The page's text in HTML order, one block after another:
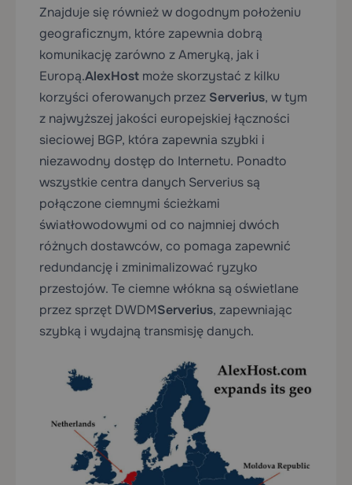
Znajduje się również w dogodnym położeniu
geograficznym, które zapewnia dobrą
komunikację zarówno z Ameryką, jak i
Europą.AlexHost może skorzystać z kilku
korzyści oferowanych przez Serverius, w tym
z najwyższej jakości europejskiej łączności
sieciowej BGP, która zapewnia szybki i
niezawodny dostęp do Internetu. Ponadto
wszystkie centra danych Serverius są
połączone ciemnymi ścieżkami
światłowodowymi od co najmniej dwóch
różnych dostawców, co pomaga zapewnić
redundancję i zminimalizować ryzyko
przestojów. Te ciemne włókna są oświetlane
przez sprzęt DWDMServerius, zapewniając
szybką i wydajną transmisję danych.